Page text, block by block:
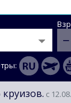
−
круизов. с